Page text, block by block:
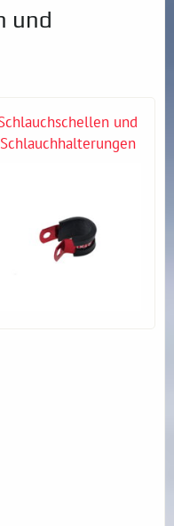
und
und
Schlauchhalterungen